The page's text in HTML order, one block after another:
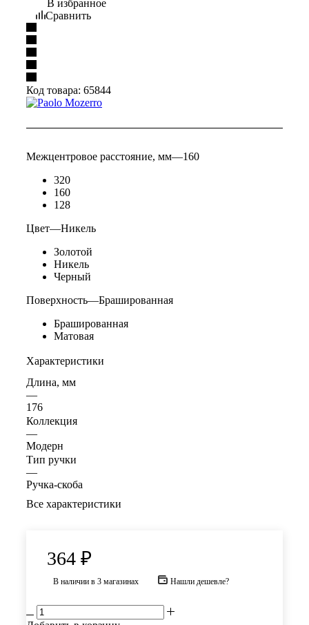
В избранное
Сравнить
Код товара: 65844
Межцентровое расстояние, мм—160
320
160
128
Цвет—Никель
Золотой
Никель
Черный
Поверхность—Брашированная
Брашированная
Матовая
Характеристики
Длина, мм
—
176
Коллекция
—
Модерн
Тип ручки
—
Ручка-скоба
Все характеристики
364 ₽
В наличии в 3 магазинах Нашли дешевле?